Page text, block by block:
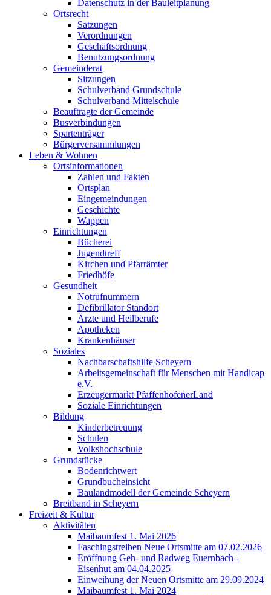
Datenschutz in der Bauleitplanung
Ortsrecht
Satzungen
Verordnungen
Geschäftsordnung
Benutzungsordnung
Gemeinderat
Sitzungen
Schulverband Grundschule
Schulverband Mittelschule
Beauftragte der Gemeinde
Busverbindungen
Spartenträger
Bürgerversammlungen
Leben & Wohnen
Ortsinformationen
Zahlen und Fakten
Ortsplan
Eingemeindungen
Geschichte
Wappen
Einrichtungen
Bücherei
Jugendtreff
Kirchen und Pfarrämter
Friedhöfe
Gesundheit
Notrufnummern
Defibrillator Standort
Ärzte und Heilberufe
Apotheken
Krankenhäuser
Soziales
Nachbarschaftshilfe Scheyern
Arbeitsgemeinschaft für Menschen mit Handicap
e.V.
Erzeugermarkt PfaffenhofenerLand
Soziale Einrichtungen
Bildung
Kinderbetreuung
Schulen
Volkshochschule
Grundstücke
Bodenrichtwert
Grundbucheinsicht
Baulandmodell der Gemeinde Scheyern
Breitband in Scheyern
Freizeit & Kultur
Aktivitäten
Maibaumfest 1. Mai 2026
Faschingstreiben Neue Ortsmitte am 07.02.2026
Eröffnung Geh- und Radweg Euernbach -
Eisenhut am 04.04.2025
Einweihung der Neuen Ortsmitte am 29.09.2024
Maibaumfest 1. Mai 2024